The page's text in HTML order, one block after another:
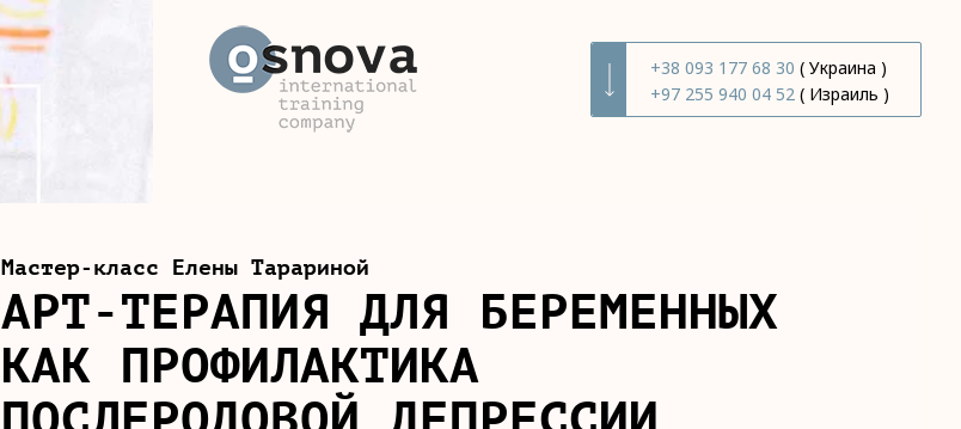
+38 093 177 68 30 ( Украина )
+97 255 940 04 52 ( Израиль )
Мастер-класс Елены Тарариной
АРТ-ТЕРАПИЯ ДЛЯ БЕРЕМЕННЫХ
КАК ПРОФИЛАКТИКА